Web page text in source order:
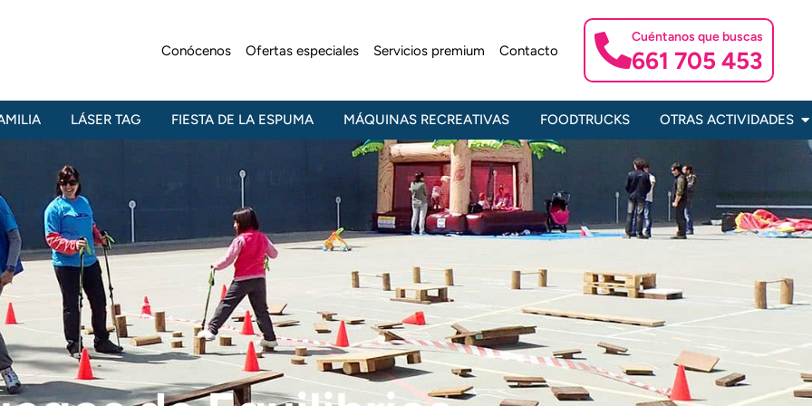
Conócenos Ofertas especiales Servicios premium Contacto
Cuéntanos que buscas
661 705 453
LÁSER TAG FIESTA DE LA ESPUMA MÁQUINAS RECREATIVAS FOODTRUCKS OTRAS ACTIVIDADES